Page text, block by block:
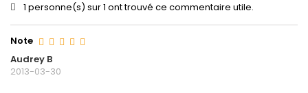
1 personne(s) sur 1 ont trouvé ce commentaire utile.
Note
Audrey B
2013-03-30